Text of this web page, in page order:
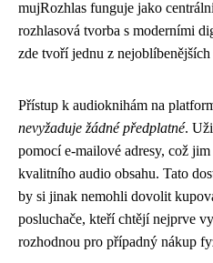
mujRozhlas funguje jako
rozhlasová tvorba s moderními
zde tvoří jednu z
Přístup k audioknihám na
nevyžaduje žádné předplatné.
pomocí e-mailové adresy, což
kvalitního audio obsahu. Tato
by si jinak nemohli dovolit
posluchače, kteří chtějí nejprve
rozhodnou pro případný nákup